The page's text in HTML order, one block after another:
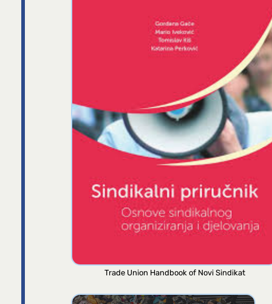
Trade Union Handbook of Novi Sindikat